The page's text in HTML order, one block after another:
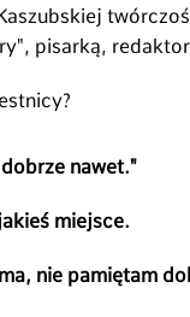
pisarką,
nawet."
miejsce.
nie pamiętam